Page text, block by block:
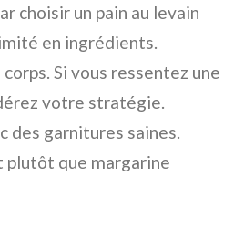
choisir un pain au levain
en ingrédients.
Si vous ressentez une
votre stratégie.
des garnitures saines.
plutôt que margarine